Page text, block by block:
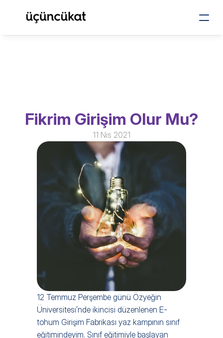
Fikrim Girişim Olur Mu?
11 Nis 2021
12 Temmuz Perşembe günü Özyeğin
Üniversitesi’nde ikincisi düzenlenen E-
tohum Girişim Fabrikası yaz kampının sınıf
eğitimindeyim. Sınıf eğitimiyle başlayan